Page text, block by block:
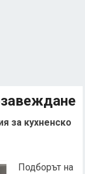
за кухненско
Подборът на